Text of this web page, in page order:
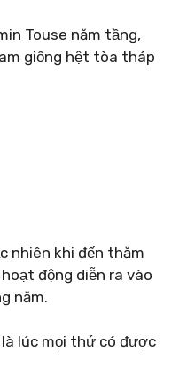
Touse năm tầng,
giống hệt tòa tháp
nhiên khi đến thăm
động diễn ra vào
năm.
lúc mọi thứ có được